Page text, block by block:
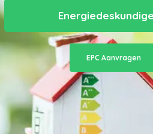
EPC Aanvragen